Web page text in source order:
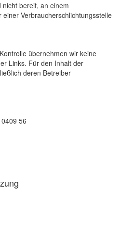
bereit, an einem
Verbraucherschlichtungsstelle
übernehmen wir keine
Links. Für den Inhalt der
deren Betreiber
56